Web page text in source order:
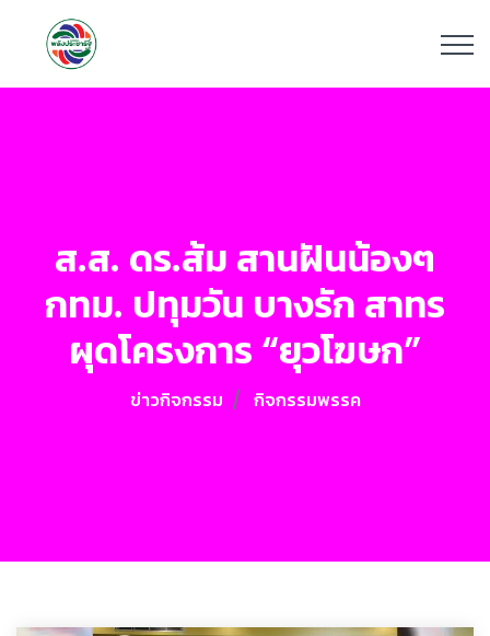
ส.ส. ดร.ส้ม สานฝันน้องๆ
กทม. ปทุมวัน บางรัก สาทร
ผุดโครงการ “ยุวโฆษก”
ข่าวกิจกรรม กิจกรรมพรรค